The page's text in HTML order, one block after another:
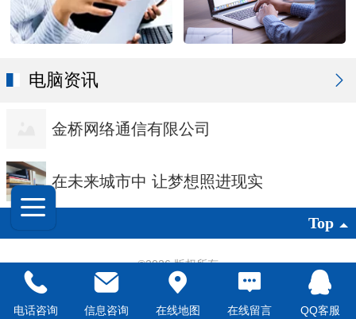
电脑资讯
金桥网络通信有限公司
在未来城市中 让梦想照进现实
Top
©2026 版权所有
凡科建站提供技术支持
电脑版
电话咨询
信息咨询 在线地图 在线留言 QQ客服